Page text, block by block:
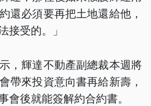
還必須要再把土地還給他，
接受的。」
，輝達不動產副總裁本週將
帶來投資意向書再給新壽，
會後就能簽解約合約書。